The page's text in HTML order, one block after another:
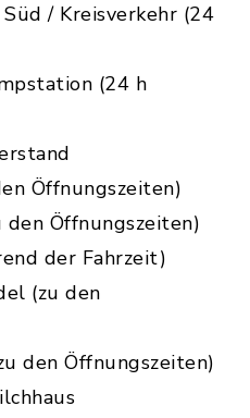
/ Kreisverkehr (24
(24 h
Öffnungszeiten)
den Öffnungszeiten)
der Fahrzeit)
(zu den
den Öffnungszeiten)